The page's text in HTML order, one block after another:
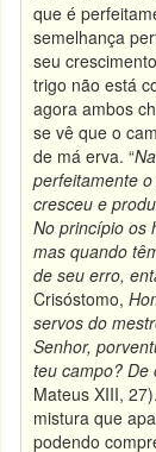
que é
semelhança
seu
trigo não está
agora ambos
se vê que o
de má erva. “
perfeitamente
cresceu e
No princípio os
mas quando
de seu erro,
Crisóstomo,
servos do
Senhor,
teu campo? De
Mateus XIII,
mistura que
podendo